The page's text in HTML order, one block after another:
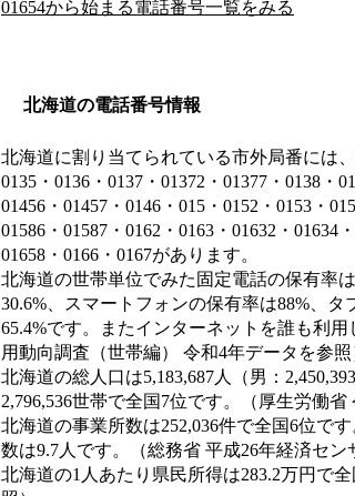
01654から始まる電話番号一覧をみる
北海道の電話番号情報
北海道に割り当てられている市外局番には、
0135・0136・0137・01372・01377・0138・
01456・01457・0146・015・0152・0153・
01586・01587・0162・0163・01632・01634
01658・0166・0167があります。
北海道の世帯単位でみた固定電話の保有率
30.6%、スマートフォンの保有率は88%、
65.4%です。またインターネットを誰も利
用動向調査（世帯編） 令和4年データを参照
北海道の総人口は5,183,687人（男：
2,796,536世帯で全国7位です。（厚生労働省
北海道の事業所数は252,036件で全国6位で
数は9.7人です。（総務省 平成26年経済セン
北海道の1人あたり県民所得は283.2万円で